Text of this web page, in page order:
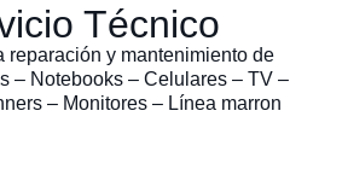
Técnico
reparación y mantenimiento de
– Notebooks – Celulares – TV –
– Monitores – Línea marron